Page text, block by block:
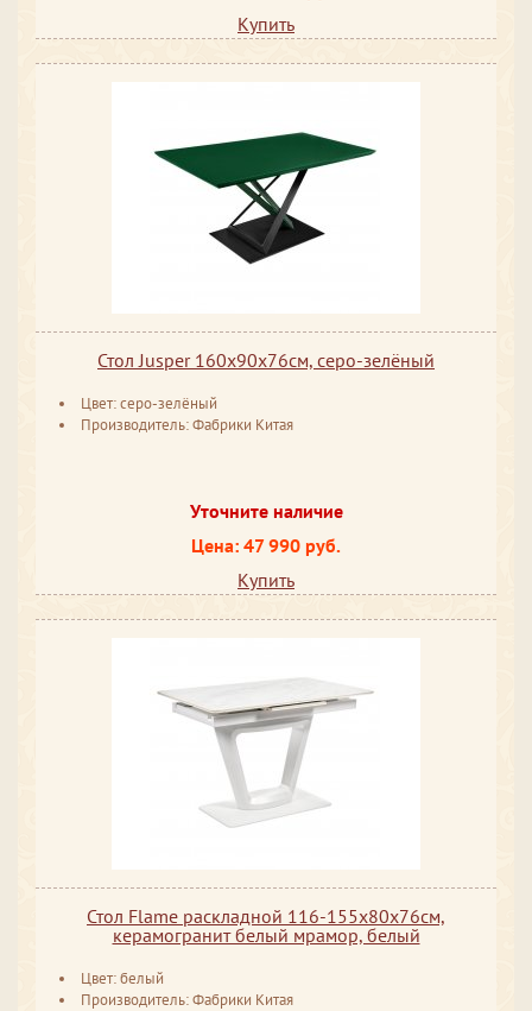
Купить
Стол Jusper 160х90х76см, серо-зелёный
Цвет: серо-зелёный
Производитель: Фабрики Китая
Уточните наличие
Цена: 47 990 руб.
Купить
Стол Flame раскладной 116-155x80x76см,
керамогранит белый мрамор, белый
Цвет: белый
Производитель: Фабрики Китая